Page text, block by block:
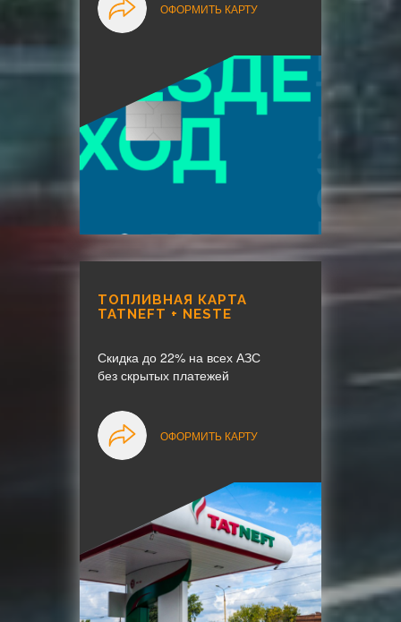
ОФОРМИТЬ КАРТУ
ТОПЛИВНАЯ КАРТА
TATNEFT + NESTE
Скидка до 22% на всех АЗС
без скрытых платежей
ОФОРМИТЬ КАРТУ